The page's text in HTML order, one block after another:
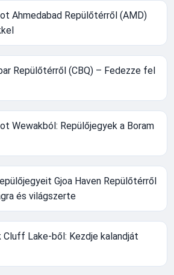
Ahmedabad Repülőtérről (AMD)
Repülőtérről (CBQ) – Fedezze fel
Wewakból: Repülőjegyek a Boram
Gjoa Haven Repülőtérről
és világszerte
Lake-ből: Kezdje kalandját